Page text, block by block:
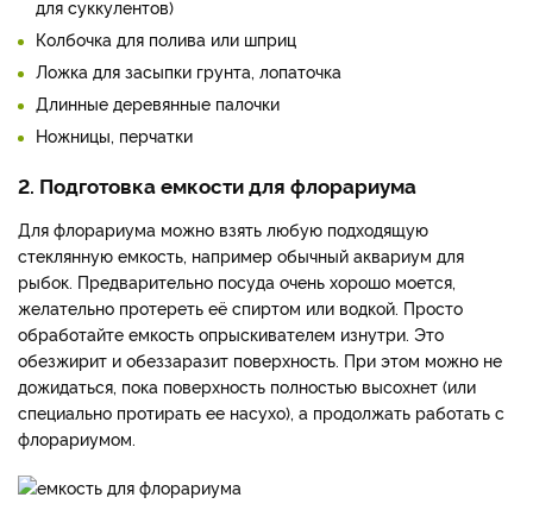
для суккулентов)
Колбочка для полива или шприц
Ложка для засыпки грунта, лопаточка
Длинные деревянные палочки
Ножницы, перчатки
2. Подготовка емкости для флорариума
Для флорариума можно взять любую подходящую
стеклянную емкость, например обычный аквариум для
рыбок. Предварительно посуда очень хорошо моется,
желательно протереть её спиртом или водкой. Просто
обработайте емкость опрыскивателем изнутри. Это
обезжирит и обеззаразит поверхность. При этом можно не
дожидаться, пока поверхность полностью высохнет (или
специально протирать ее насухо), а продолжать работать с
флорариумом.